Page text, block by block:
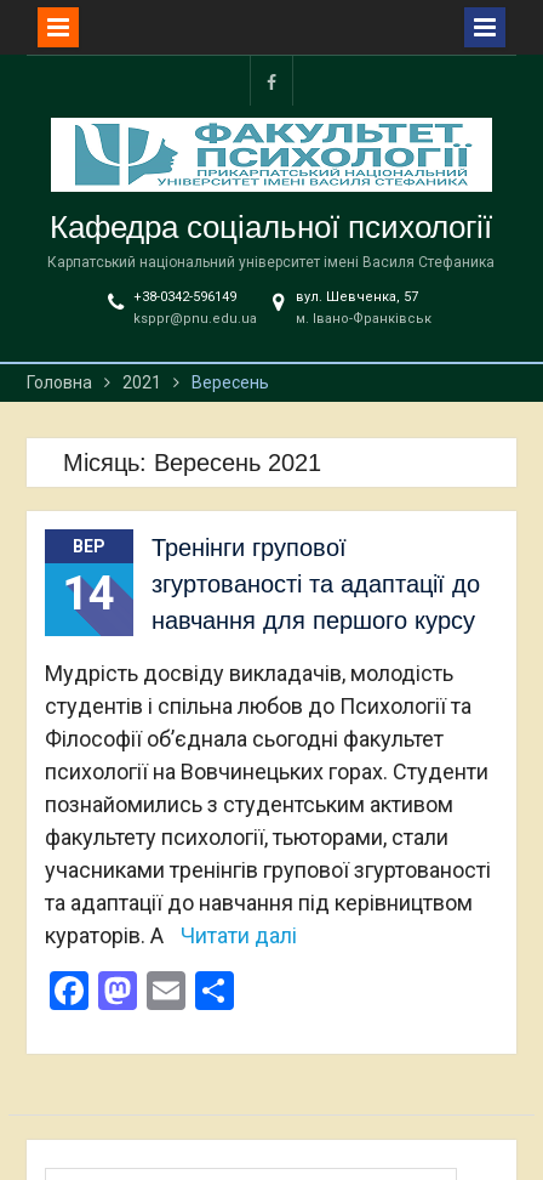
facebook
Кафедра соціальної психології
Карпатський національний університет імені Василя Стефаника
+38-0342-596149
ksppr@pnu.edu.ua
вул. Шевченка, 57
м. Івано-Франківськ
Головна 2021 Вересень
Місяць: Вересень 2021
ВЕР
14
Тренінги групової
згуртованості та адаптації до
навчання для першого курсу
Мудрість досвіду викладачів, молодість
студентів і спільна любов до Психології та
Філософії об’єднала сьогодні факультет
психології на Вовчинецьких горах. Студенти
познайомились з студентським активом
факультету психології, тьюторами, стали
учасниками тренінгів групової згуртованості
та адаптації до навчання під керівництвом
кураторів. А
Читати далі
Facebook
Mastodon
EmailПоділитися
Пошук: